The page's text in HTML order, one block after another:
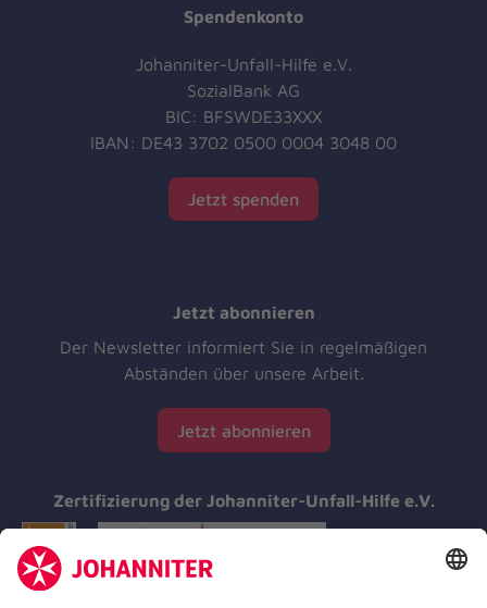
Spendenkonto
Johanniter-Unfall-Hilfe e.V.
SozialBank AG
BIC: BFSWDE33XXX
IBAN: DE43 3702 0500 0004 3048 00
Jetzt spenden
Jetzt abonnieren
Der Newsletter informiert Sie in regelmäßigen
Abständen über unsere Arbeit.
Jetzt abonnieren
Zertifizierung der Johanniter-Unfall-Hilfe e.V.